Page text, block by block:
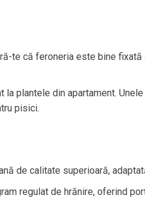
te că feroneria este bine
la plantele din apartament.
pisici.
de calitate superioară,
regulat de hrănire, oferind